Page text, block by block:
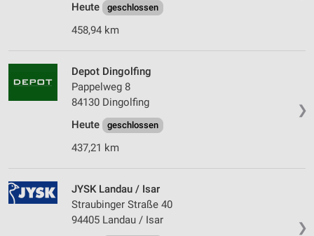
Heute
geschlossen
458,94 km
❯
Depot Dingolfing
Pappelweg 8
84130 Dingolfing
Heute
geschlossen
437,21 km
❯
JYSK Landau / Isar
Straubinger Straße 40
94405 Landau / Isar